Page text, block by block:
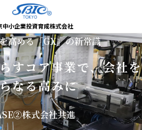
中小企業投資育成株式会社
高める「GX」の新常識
すコア事業で、会社を
なる高みに
株式会社共進